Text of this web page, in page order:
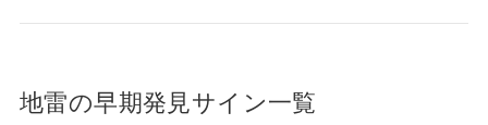
地雷の早期発見サイン一覧